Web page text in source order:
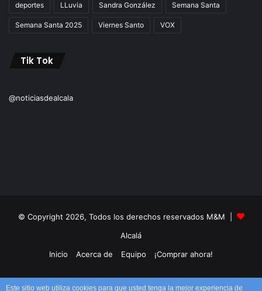
deportes LLuvia Sandra González Semana Santa
Semana Santa 2025 Viernes Santo VOX
Tik Tok
@noticiasdealcala
© Copyright 2026, Todos los derechos reservados M&M |
Alcalá
Inicio
Acerca de Equipo ¡Comprar ahora!
Facebook
X YouTubeInstagram
TikTokRSS
Este sitio web utiliza cookies para que usted tenga la mejor experiencia de